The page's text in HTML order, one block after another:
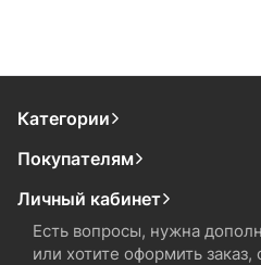
Категории
Покупателям
Личный кабинет
Есть вопросы, нужна
или хотите оформить